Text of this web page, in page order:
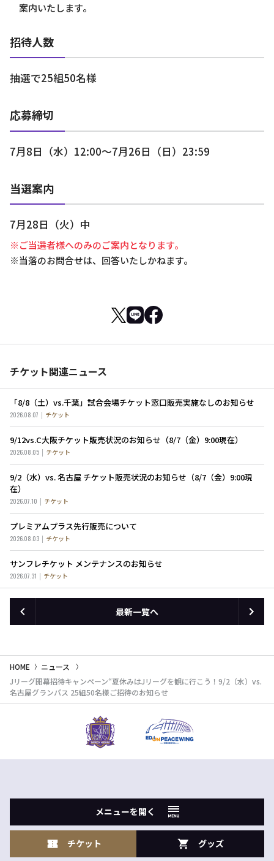
案内いたします。
招待人数
抽選で25組50名様
応募締切
7月8日（水）12:00～7月26日（日）23:59
当選案内
7月28日（火）中
※ご当選者様へのみのご案内となります。
※当落のお問合せは、回答いたしかねます。
チケット関連ニュース
「8/8（土）vs.千葉」試合会場チケット窓口販売実施なしのお知らせ
2026.08.07 チケット
9/12vs.C大阪チケット販売状況のお知らせ（8/7（金）9:00現在）
2026.08.05 チケット
9/2（水）vs. 名古屋 チケット販売状況のお知らせ（8/7（金）9:00現
在）
2026.07.10 チケット
プレミアムプラス先行販売について
2026.08.03 チケット
サンフレチケット メンテナンスのお知らせ
2026.07.31 チケット
最新一覧へ
HOME
ニュース
Jリーグ開幕招待キャンペーン“夏休みはJリーグを観に行こう！9/2（水）vs.
名古屋グランパス 25組50名様ご招待のお知らせ
メニューを開く
チケット グッズ